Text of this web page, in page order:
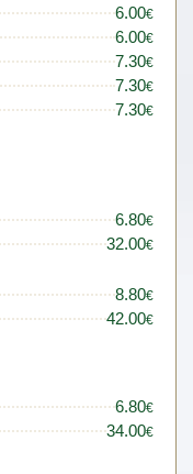
6.00€
6.00€
7.30€
7.30€
7.30€
6.80€
32.00€
8.80€
42.00€
6.80€
34.00€